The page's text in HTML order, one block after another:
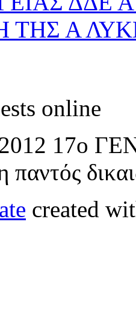
Α
online
17ο
παντός
created